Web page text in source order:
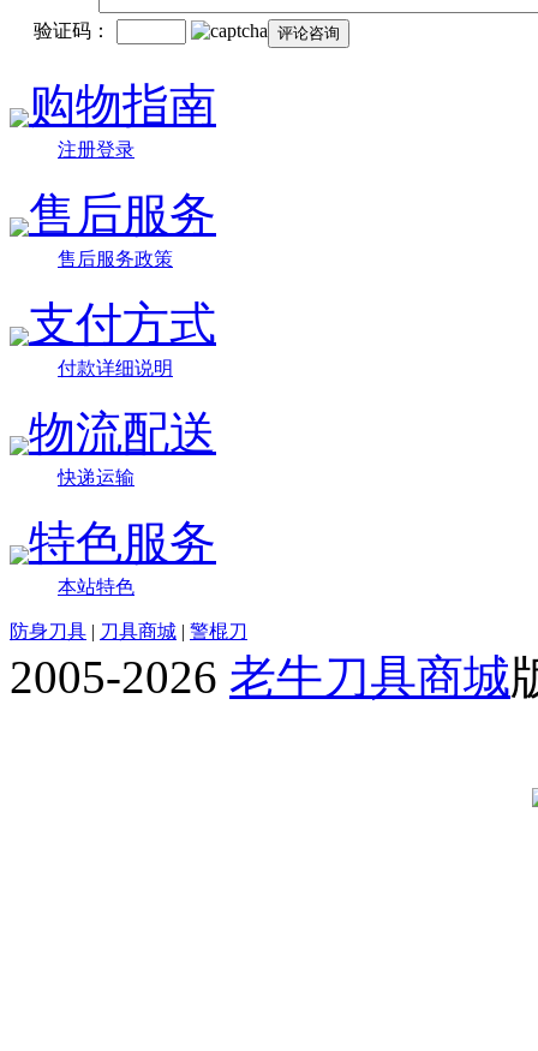
验证码：
购物指南
注册登录
售后服务
售后服务政策
支付方式
付款详细说明
物流配送
快递运输
特色服务
本站特色
防身刀具 | 刀具商城 | 警棍刀
2005-2026 老牛刀具商城